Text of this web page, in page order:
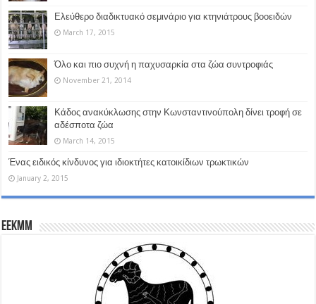
Ελεύθερο διαδικτυακό σεμινάριο για κτηνιάτρους βοοειδών
March 17, 2015
Όλο και πιο συχνή η παχυσαρκία στα ζώα συντροφιάς
November 21, 2014
Κάδος ανακύκλωσης στην Κωνσταντινούπολη δίνει τροφή σε
αδέσποτα ζώα
March 14, 2015
Ένας ειδικός κίνδυνος για ιδιοκτήτες κατοικίδιων τρωκτικών
January 2, 2015
EEKMM